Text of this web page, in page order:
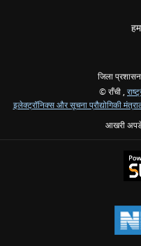
जिला प्रशासन
© राँची ,
इलेक्ट्रॉनिक्स और सूचना प्रौद्योगिकी
आखरी